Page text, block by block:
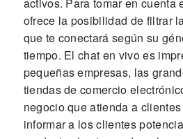
ofrece la posibilidad de filtrar
que te conectará según su
tiempo. El chat en vivo es
pequeñas empresas, las
tiendas de comercio
negocio que atienda a
informar a los clientes